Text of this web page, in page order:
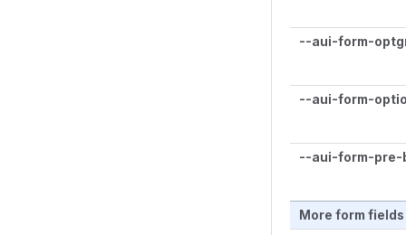
--aui-form-
--aui-form-
--aui-form-pre-
More form fields